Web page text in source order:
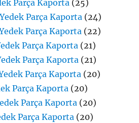
Parça Kaporta (25)
Parça Kaporta (24)
Parça Kaporta (22)
Parça Kaporta (21)
Parça Kaporta (21)
Parça Kaporta (20)
Parça Kaporta (20)
Parça Kaporta (20)
Parça Kaporta (20)